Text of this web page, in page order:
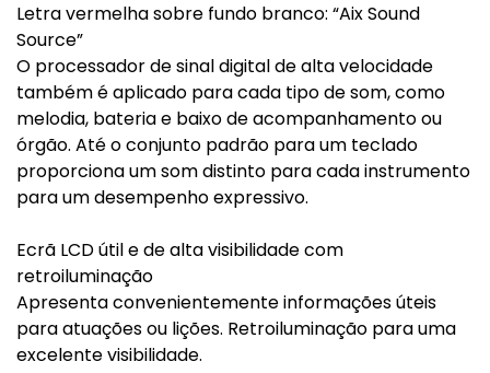
Letra vermelha sobre fundo branco: “Aix Sound
Source”
O processador de sinal digital de alta velocidade
também é aplicado para cada tipo de som, como
melodia, bateria e baixo de acompanhamento ou
órgão. Até o conjunto padrão para um teclado
proporciona um som distinto para cada instrumento
para um desempenho expressivo.
Ecrã LCD útil e de alta visibilidade com
retroiluminação
Apresenta convenientemente informações úteis
para atuações ou lições. Retroiluminação para uma
excelente visibilidade.